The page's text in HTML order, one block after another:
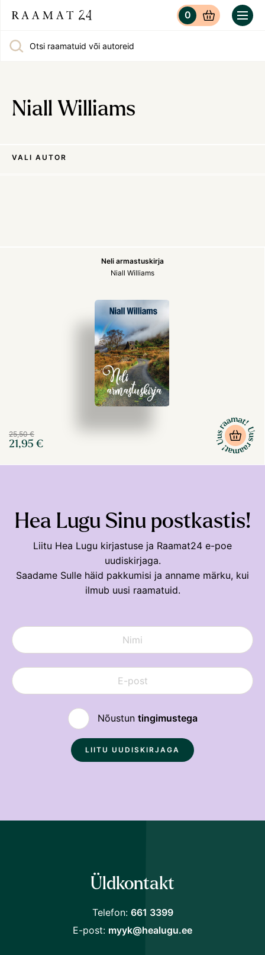
Otsi raamatuid või autoreid
0
Niall Williams
VALI AUTOR
Neli armastuskirja
Niall Williams
25,50 €
21,95 €
Hea Lugu Sinu postkastis!
Liitu Hea Lugu kirjastuse ja Raamat24 e-poe
uudiskirjaga.
Saadame Sulle häid pakkumisi ja anname märku, kui
ilmub uusi raamatuid.
Nõustun tingimustega
tingimustega
Üldkontakt
Telefon: 661 3399
E-post: myyk@healugu.ee